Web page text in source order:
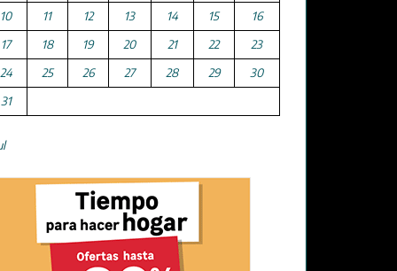
10
11 12 13 14 15
16
17
18 19 20 21 22
23
24
25 26 27 28 29
30
31